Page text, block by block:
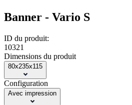
Banner - Vario S
ID du produit:
10321
Dimensions du produit
80x235x115
Configuration
Avec impression